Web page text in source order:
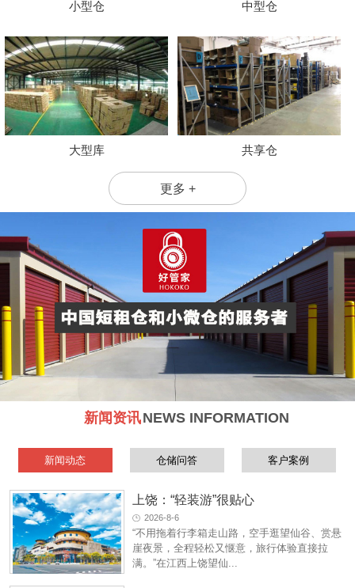
小型仓 中型仓
大型库 共享仓
更多 +
新闻资讯NEWS INFORMATION
新闻动态 仓储问答 客户案例
上饶：“轻装游”很贴心
2026-8-6
“不用拖着行李箱走山路，空手逛望仙谷、赏悬
崖夜景，全程轻松又惬意，旅行体验直接拉
满。”在江西上饶望仙...